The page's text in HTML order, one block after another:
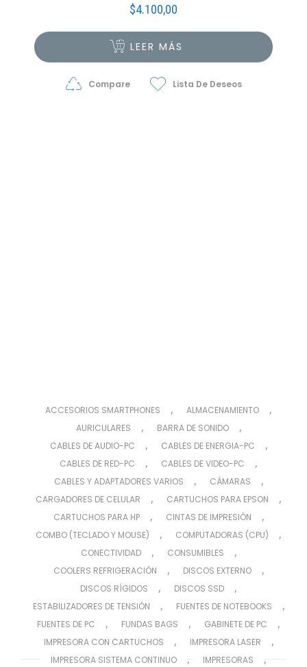
$4.100,00
LEER MÁS
Compare Lista De Deseos
ACCESORIOS SMARTPHONES , ALMACENAMIENTO ,
AURICULARES , BARRA DE SONIDO ,
CABLES DE AUDIO-PC , CABLES DE ENERGIA-PC ,
CABLES DE RED-PC , CABLES DE VIDEO-PC ,
CABLES Y ADAPTADORES VARIOS , CÁMARAS ,
CARGADORES DE CELULAR , CARTUCHOS PARA EPSON ,
CARTUCHOS PARA HP , CINTAS DE IMPRESIÓN ,
COMBO (TECLADO Y MOUSE) , COMPUTADORAS (CPU) ,
CONECTIVIDAD , CONSUMIBLES ,
COOLERS REFRIGERACIÓN , DISCOS EXTERNO ,
DISCOS RÍGIDOS , DISCOS SSD ,
ESTABILIZADORES DE TENSIÓN , FUENTES DE NOTEBOOKS ,
FUENTES DE PC , FUNDAS BAGS , GABINETE DE PC ,
IMPRESORA CON CARTUCHOS , IMPRESORA LASER ,
IMPRESORA SISTEMA CONTINUO , IMPRESORAS ,